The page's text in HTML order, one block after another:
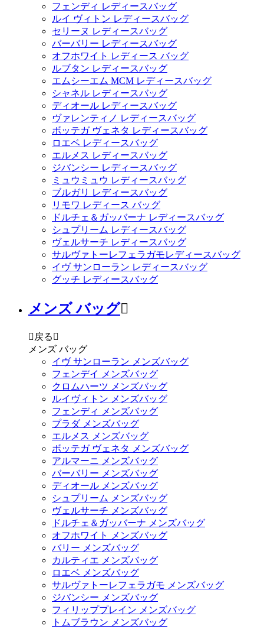
フェンディ レディースバッグ
ルイ ヴィトン レディースバッグ
セリーヌ レディースバッグ
バーバリー レディースバッグ
オフホワイト レディース バッグ
ルブタン レディースバッグ
エムシーエム MCM レディースバッグ
シャネル レディースバッグ
ディオール レディースバッグ
ヴァレンティノ レディースバッグ
ボッテガ ヴェネタ レディースバッグ
ロエベ レディースバッグ
エルメス レディースバッグ
ジバンシー レディースバッグ
ミュウミュウ レディースバッグ
ブルガリ レディースバッグ
リモワ レディース バッグ
ドルチェ＆ガッバーナ レディースバッグ
シュプリーム レディースバッグ
ヴェルサーチ レディースバッグ
サルヴァトーレフェラガモレディースバッグ
イヴ サンローラン レディースバッグ
グッチ レディースバッグ
メンズ バッグ
 戻る 
メンズ バッグ
イヴ サンローラン メンズバッグ
フェンデイ メンズバッグ
クロムハーツ メンズバッグ
ルイヴィトン メンズバッグ
フェンディ メンズバッグ
プラダ メンズバッグ
エルメス メンズバッグ
ボッテガ ヴェネタ メンズバッグ
アルマーニ メンズバッグ
バーバリー メンズバッグ
ディオール メンズバッグ
シュプリーム メンズバッグ
ヴェルサーチ メンズバッグ
ドルチェ＆ガッバーナ メンズバッグ
オフホワイト メンズバッグ
バリー メンズバッグ
カルティエ メンズバッグ
ロエベ メンズバッグ
サルヴァトーレフェラガモ メンズバッグ
ジバンシー メンズバッグ
フィリッププレイン メンズバッグ
トムブラウン メンズバッグ